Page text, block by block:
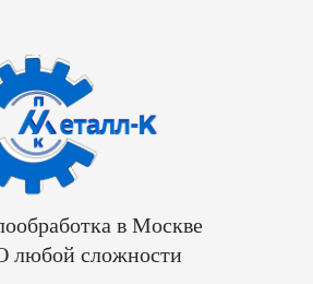
в Москве
любой сложности